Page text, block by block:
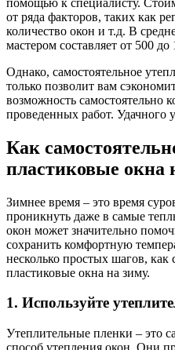
помощью к специалисту.
от ряда факторов, таких как
количество окон и т.д. В
мастером составляет от 500
Однако, самостоятельное
только позволит вам
возможность самостоятельно
проведенных работ. Удачного
Как
пластиковые окна
Зимнее время – это время
проникнуть даже в самые
окон может значительно
сохранить комфортную
несколько простых шагов, как
пластиковые окна на зиму.
1. Используйте
Утеплительные пленки – это